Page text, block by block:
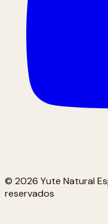
© 2026 Yute Natural
reservados